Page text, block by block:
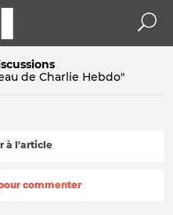
de Charlie Hebdo"
à l'article
commenter